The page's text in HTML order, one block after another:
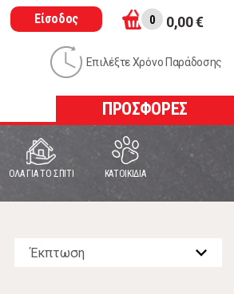
Είσοδος 0 0,00 €
Επιλέξτε Χρόνο Παράδοσης
ΠΡΟΣΦΟΡΕΣ
ΟΛΑ ΓΙΑ ΤΟ ΣΠΙΤΙ ΚΑΤΟΙΚΙΔΙΑ